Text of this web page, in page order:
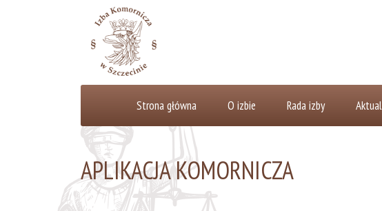
Strona główna O izbie Rada izby
APLIKACJA KOMORNICZA